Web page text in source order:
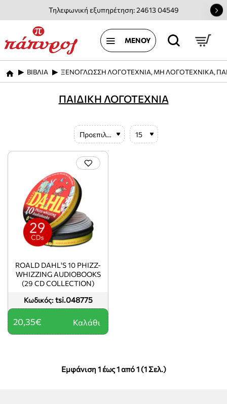
Τηλεφωνική εξυπηρέτηση: 24613 04549
home
ΒΙΒΛΙΑ ΞΕΝΟΓΛΩΣΣΗ ΛΟΓΟΤΕΧΝΙΑ, ΜΗ ΛΟΓΟΤΕΧΝΙΚΑ,
ΠΑΙΔΙΚΗ ΛΟΓΟΤΕΧΝΙΑ
Κωδικός: tsi.048775
ROALD DAHL'S 10 PHIZZ-
WHIZZING AUDIOBOOKS
(29 CD COLLECTION)
20,35€ Καλάθι
Εμφάνιση 1 έως 1 από 1 (1 Σελ.)